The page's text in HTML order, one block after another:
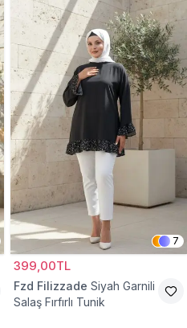
7
399,00TL
Fzd Filizzade Siyah Garnili
Salaş Fırfırlı Tunik